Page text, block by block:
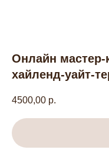
Онлайн мастер-
хайленд-уайт-
4500,00 р.